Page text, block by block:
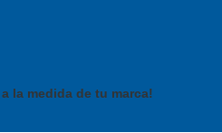
la medida de tu marca!